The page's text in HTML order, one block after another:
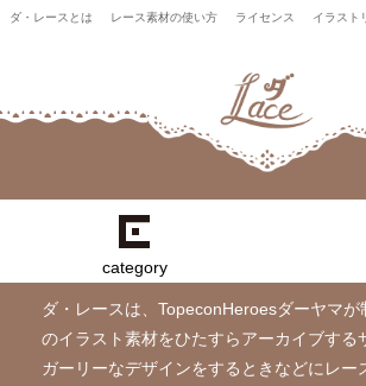
ダ・レースとは レース素材の使い方 ライセンス イラスト
category
ダ・レースは、TopeconHeroesダーヤマが
のイラスト素材をひたすらアーカイブする
ガーリーなデザインをするときなどにレー